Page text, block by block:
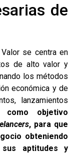
de
se centra en
de alto valor y
los métodos
económica y de
lanzamientos
como objetivo
, para que
obteniendo
aptitudes y